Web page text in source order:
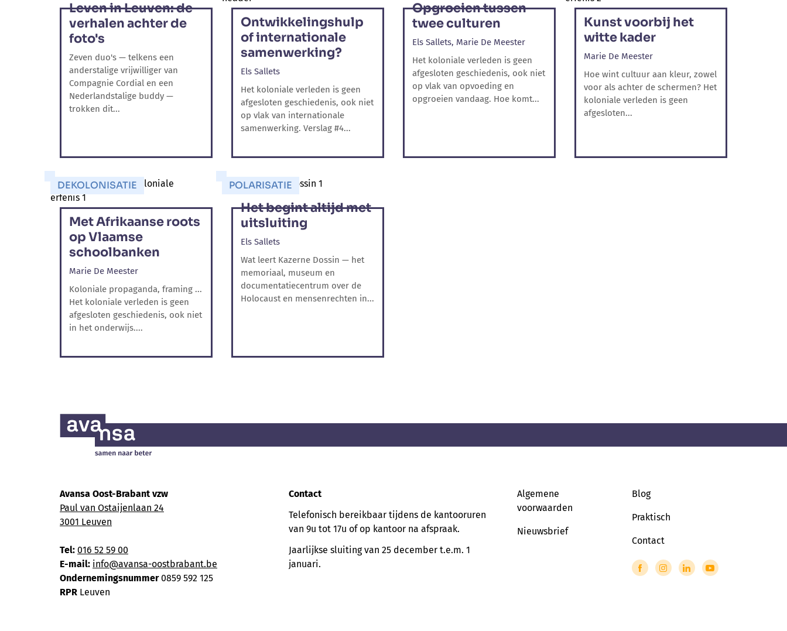
Leven in Leuven: de
verhalen achter de
foto's
Zeven duo's — telkens een
anderstalige vrijwilliger van
Compagnie Cordial en een
Nederlandstalige buddy —
trokken dit...
Ontwikkelingshulp
of internationale
samenwerking?
Els Sallets
Het koloniale verleden is geen
afgesloten geschiedenis, ook niet
op vlak van internationale
samenwerking. Verslag #4...
Opgroeien tussen
twee culturen
Els Sallets, Marie De Meester
Het koloniale verleden is geen
afgesloten geschiedenis, ook niet
op vlak van opvoeding en
opgroeien vandaag. Hoe komt...
Kunst voorbij het
witte kader
Marie De Meester
Hoe wint cultuur aan kleur, zowel
voor als achter de schermen? Het
koloniale verleden is geen
afgesloten...
DEKOLONISATIE
Met Afrikaanse roots
op Vlaamse
schoolbanken
Marie De Meester
Koloniale propaganda, framing ...
Het koloniale verleden is geen
afgesloten geschiedenis, ook niet
in het onderwijs....
POLARISATIE
Het begint altijd met
uitsluiting
Els Sallets
Wat leert Kazerne Dossin — het
memoriaal, museum en
documentatiecentrum over de
Holocaust en mensenrechten in...
Avansa Oost-Brabant vzw
Paul van Ostaijenlaan 24
3001 Leuven
Tel: 016 52 59 00
E-mail: info@avansa-oostbrabant.be
Ondernemingsnummer0859 592 125
RPR Leuven
Contact
Telefonisch bereikbaar tijdens de kantooruren
van 9u tot 17u of op kantoor na afspraak.
Jaarlijkse sluiting van 25 december t.e.m. 1
januari.
Algemene
voorwaarden
Nieuwsbrief
Blog
Praktisch
Contact